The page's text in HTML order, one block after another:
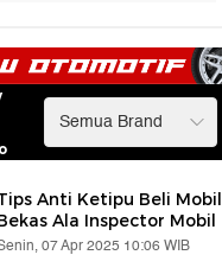
Anti Ketipu Beli Mobil
Ala Inspector Mobil
07 Apr 2025 10:06 WIB